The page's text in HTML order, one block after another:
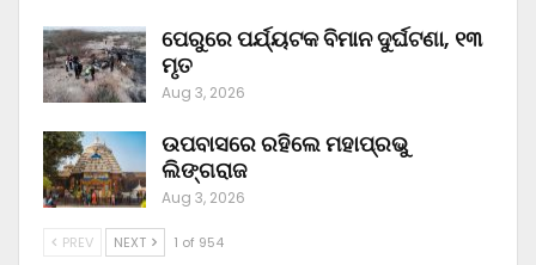
ପେରୁରେ ପର୍ଯ୍ୟଟକ ବିମାନ ଦୁର୍ଘଟଣା, ୧୩
ମୃତ
Aug 3, 2026
ଉପବାସରେ ରହିଲେ ମହାପ୍ରଭୁ
ଲିଙ୍ଗରାଜ
Aug 3, 2026
PREV NEXT 1 of 954